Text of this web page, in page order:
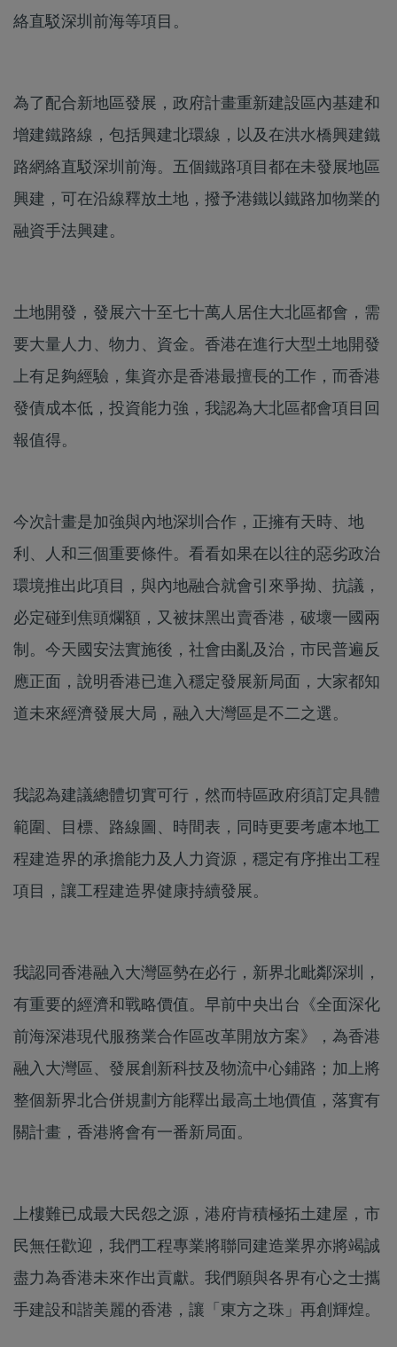
絡直駁深圳前海等項目。
為了配合新地區發展，政府計畫重新建設區內基建和
增建鐵路線，包括興建北環線，以及在洪水橋興建鐵
路網絡直駁深圳前海。五個鐵路項目都在未發展地區
興建，可在沿線釋放土地，撥予港鐵以鐵路加物業的
融資手法興建。
土地開發，發展六十至七十萬人居住大北區都會，需
要大量人力、物力、資金。香港在進行大型土地開發
上有足夠經驗，集資亦是香港最擅長的工作，而香港
發債成本低，投資能力強，我認為大北區都會項目回
報值得。
今次計畫是加強與內地深圳合作，正擁有天時、地
利、人和三個重要條件。看看如果在以往的惡劣政治
環境推出此項目，與內地融合就會引來爭拗、抗議，
必定碰到焦頭爛額，又被抹黑出賣香港，破壞一國兩
制。今天國安法實施後，社會由亂及治，市民普遍反
應正面，說明香港已進入穩定發展新局面，大家都知
道未來經濟發展大局，融入大灣區是不二之選。
我認為建議總體切實可行，然而特區政府須訂定具體
範圍、目標、路線圖、時間表，同時更要考慮本地工
程建造界的承擔能力及人力資源，穩定有序推出工程
項目，讓工程建造界健康持續發展。
我認同香港融入大灣區勢在必行，新界北毗鄰深圳，
有重要的經濟和戰略價值。早前中央出台《全面深化
前海深港現代服務業合作區改革開放方案》，為香港
融入大灣區、發展創新科技及物流中心鋪路；加上將
整個新界北合併規劃方能釋出最高土地價值，落實有
關計畫，香港將會有一番新局面。
上樓難已成最大民怨之源，港府肯積極拓土建屋，市
民無任歡迎，我們工程專業將聯同建造業界亦將竭誠
盡力為香港未來作出貢獻。我們願與各界有心之士攜
手建設和諧美麗的香港，讓「東方之珠」再創輝煌。